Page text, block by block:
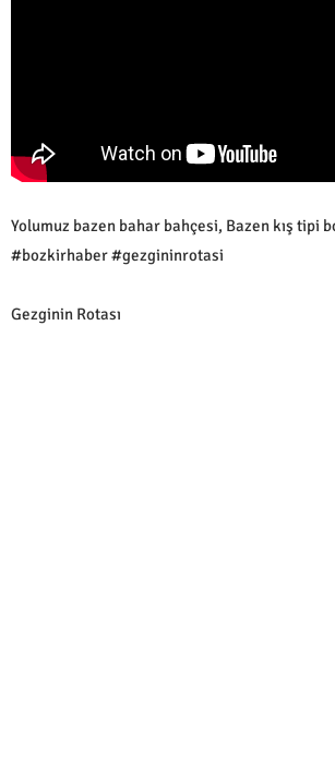
Yolumuz bazen bahar bahçesi, Bazen kış tipi
#bozkirhaber #gezgininrotasi
Gezginin Rotası